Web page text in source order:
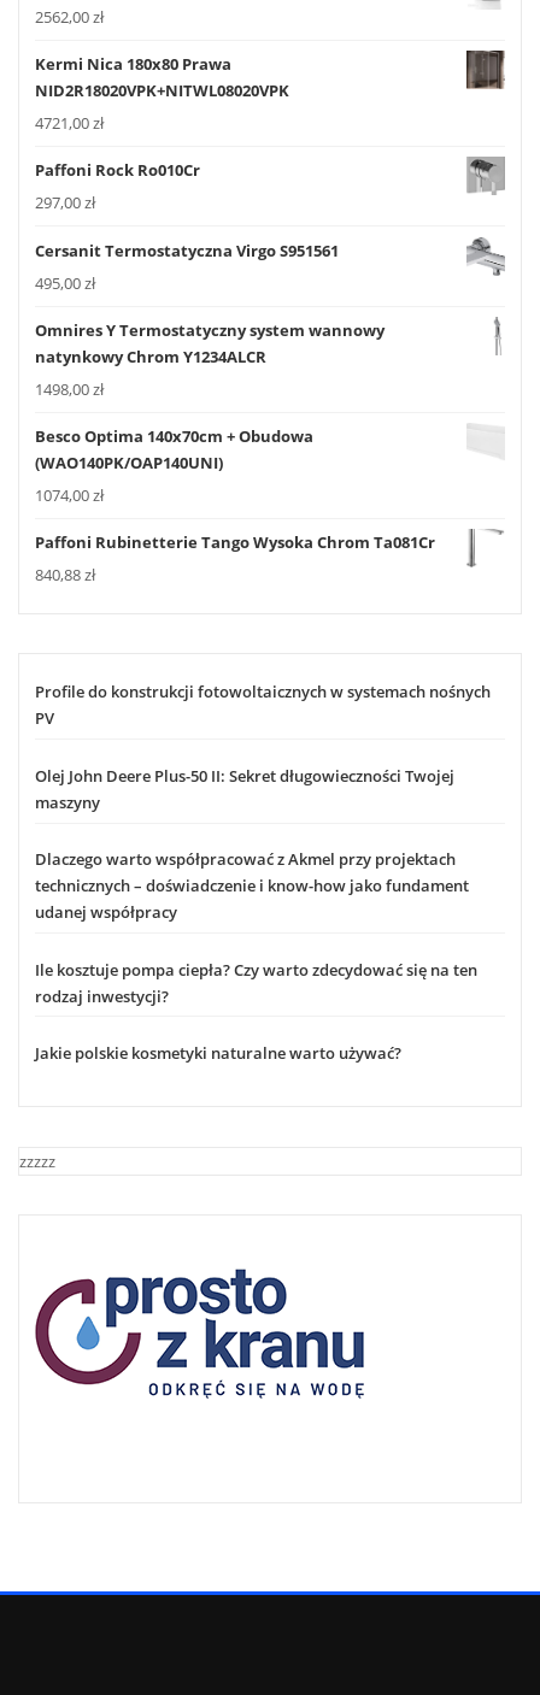
2562,00zł
Kermi Nica 180x80 Prawa
NID2R18020VPK+NITWL08020VPK
4721,00zł
Paffoni Rock Ro010Cr
297,00zł
Cersanit Termostatyczna Virgo S951561
495,00zł
Omnires Y Termostatyczny system wannowy
natynkowy Chrom Y1234ALCR
1498,00zł
Besco Optima 140x70cm + Obudowa
(WAO140PK/OAP140UNI)
1074,00zł
Paffoni Rubinetterie Tango Wysoka Chrom Ta081Cr
840,88zł
Profile do konstrukcji fotowoltaicznych w systemach nośnych
PV
Olej John Deere Plus-50 II: Sekret długowieczności Twojej
maszyny
Dlaczego warto współpracować z Akmel przy projektach
technicznych – doświadczenie i know-how jako fundament
udanej współpracy
Ile kosztuje pompa ciepła? Czy warto zdecydować się na ten
rodzaj inwestycji?
Jakie polskie kosmetyki naturalne warto używać?
zzzzz